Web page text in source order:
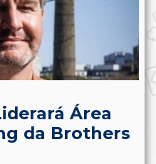
Área
da Brothers